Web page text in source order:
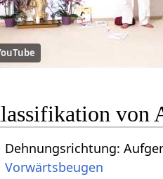
von
Dehnungsrichtung:
Vorwärtsbeugen